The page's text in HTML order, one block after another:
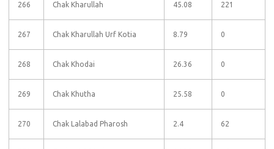
266 Chak Kharullah 45.08 221
267 Chak Kharullah Urf Kotia 8.79 0
268 Chak Khodai 26.36 0
269 Chak Khutha 25.58 0
270 Chak Lalabad Pharosh 2.4 62